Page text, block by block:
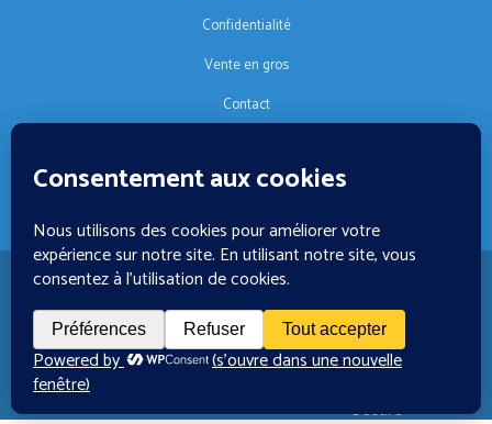
Confidentialité
Vente en gros
Contact
FR
🚚 €125 livraison gratuite · © 2026 Orgonise Africa